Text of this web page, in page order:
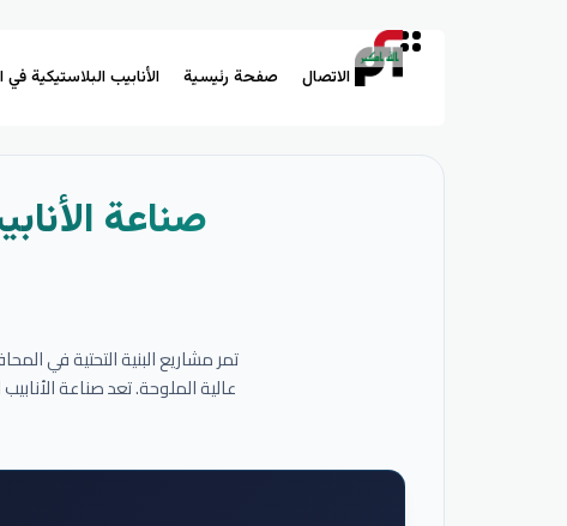
الاتصال صفحة رئيسية الأنابيب البلاستيكية في
صناعة
تمر مشاريع البنية التحتية في
عالية الملوحة. تعد صناعة